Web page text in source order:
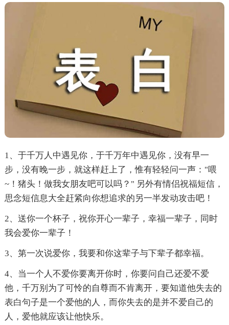
1、于千万人中遇见你，于千万年中遇见你，没有早一
步，没有晚一步，就这样赶上了，惟有轻轻问一声："喂
~！猪头！做我女朋友吧可以吗？" 另外有情侣祝福短信，
思念短信息大全赶紧向你想追求的另一半发动攻击吧！
2、送你一个杯子，祝你开心一辈子，幸福一辈子，同时
我会爱你一辈子！
3、第一次说爱你，我要和你这辈子与下辈子都幸福。
4、当一个人不爱你要离开你时，你要问自己还爱不爱
他，千万别为了可怜的自尊而不肯离开，要知道他失去的
表白句子是一个爱他的人，而你失去的是并不爱自己的
人，爱他就应该让他快乐。